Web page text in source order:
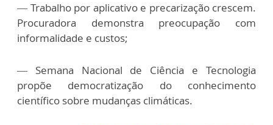
— Trabalho por aplicativo e precarização crescem.
Procuradora demonstra preocupação com
informalidade e custos;
— Semana Nacional de Ciência e Tecnologia
propõe democratização do conhecimento
científico sobre mudanças climáticas.